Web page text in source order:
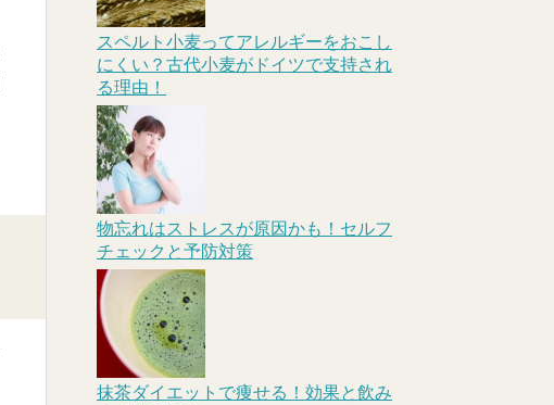
スペルト小麦ってアレルギーをおこし
にくい？古代小麦がドイツで支持され
る理由！
物忘れはストレスが原因かも！セルフ
チェックと予防対策
抹茶ダイエットで痩せる！効果と飲み